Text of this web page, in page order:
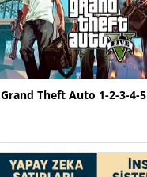
Grand Theft Auto 1-2-3-4-5